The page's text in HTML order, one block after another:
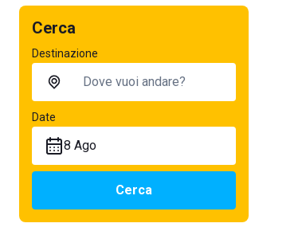
Cerca
Destinazione
Date
8 Ago
Cerca